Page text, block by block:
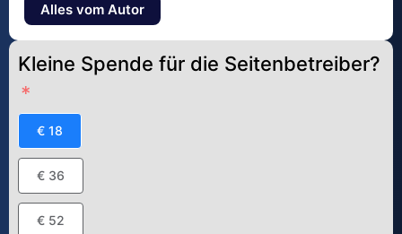
Alles vom Autor
Kleine Spende für die Seitenbetreiber?
€ 18
€ 36
€ 52